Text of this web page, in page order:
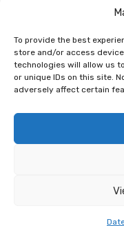
To provide the best
store and/or access
technologies will allow us
or unique IDs on this site.
adversely affect certain
Wir sind ein